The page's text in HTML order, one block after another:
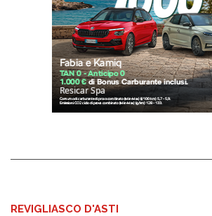
REVIGLIASCO D'ASTI